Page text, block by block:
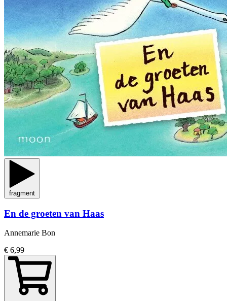
fragment
En de groeten van Haas
Annemarie Bon
€ 6,99